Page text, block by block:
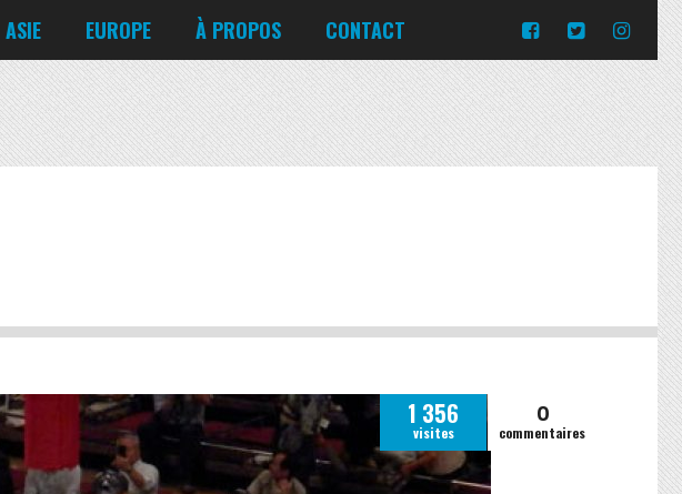
ASIE
Bahreïn
Bangladesh
Corée du Sud
Emirats Arabes Unis
Japon
EUROPE
Allemagne
Biélorussie
Islande
Italie
Lituanie
Portugal
Ukraine
République tchèque
À PROPOS CONTACT
Turquie
Irlande
Moldavie
Norvège
Pologne
Russie
Slovaquie
Slovénie
1 356
visites
0
commentaires